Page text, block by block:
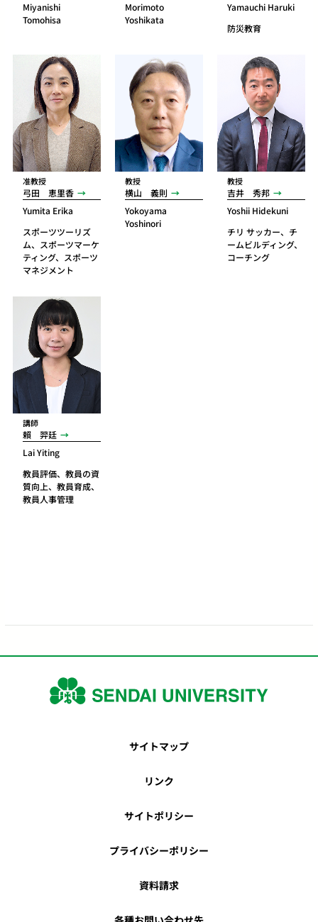
Miyanishi
Tomohisa
Morimoto
Yoshikata
Yamauchi Haruki
防災教育
准教授
弓田 恵里香
Yumita Erika
スポーツツーリズ
ム、スポーツマーケ
ティング、スポーツ
マネジメント
教授
横山 義則
Yokoyama
Yoshinori
教授
吉井 秀邦
Yoshii Hidekuni
チリ サッカー、チ
ームビルディング、
コーチング
講師
賴 羿廷
Lai Yiting
教員評価、教員の資
質向上、教員育成、
教員人事管理
サイトマップ
リンク
サイトポリシー
プライバシーポリシー
資料請求